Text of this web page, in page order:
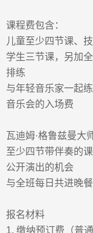
课程费包含：
儿童至少四节课、
学生三节课，另加
排练
与年轻音乐家一起
音乐会的入场费
瓦迪姆·格鲁兹曼大
至少四节带伴奏的
公开演出的机会
与全班每日共进晚餐
报名材料
1. 缴纳预订费（普